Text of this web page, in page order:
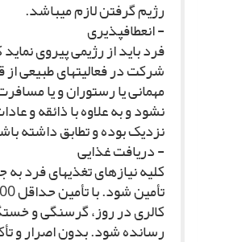
رژیم گرفتن لازم مى‏باشد.
- انعطاف‏پذیرى‏
فرد باید از رژیمى پیروى نماید
شرکت در فعالیت‏هاى طبیعى از
مهمانى یا رستوران و یا
نشود و به علاوه با ذائقه و
نزدیک بوده و تطابق داشته
- دریافت غذایى‏
کلیه نیازهاى تغذیه‏اى فرد به
کالرى در روز، گرسنگى و
رسانده شود. بدون اصرار و